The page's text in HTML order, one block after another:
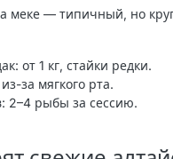
меке — типичный, но
от 1 кг, стайки редки.
за мягкого рта.
2–4 рыбы за сессию.